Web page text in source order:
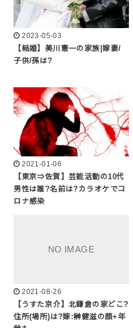
2023-05-03
【結婚】美川憲一の家族|嫁妻/
子供/孫は?
2021-01-06
【東京⇒佐賀】芸能活動の10代
男性は誰?名前は?カラオケでコ
ロナ感染
2021-08-26
【うすた京介】北鎌倉の家どこ?
住所(場所)は?嫁:榊健滋の顔+年